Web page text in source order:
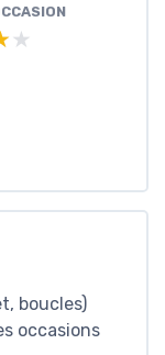
boucles)
occasions